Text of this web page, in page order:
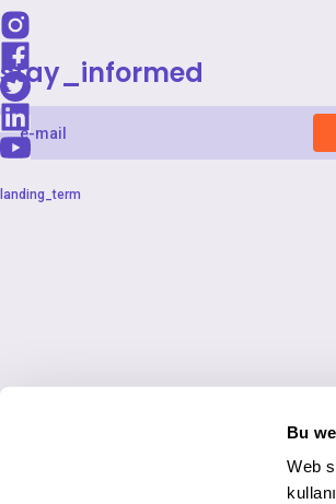
Bu
Web
stay_informed
landing_term